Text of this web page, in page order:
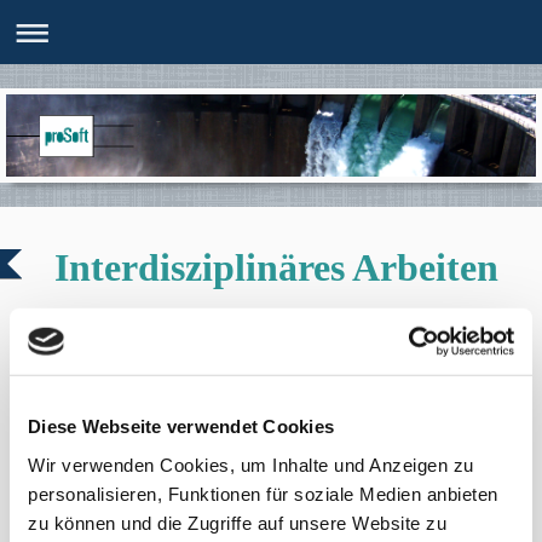
Diese Webseite verwendet Cookies
Wir verwenden Cookies, um Inhalte und Anzeigen zu
personalisieren, Funktionen für soziale Medien anbieten
zu können und die Zugriffe auf unsere Website zu
Interdisziplinäres Arbeiten
Unser Einsatzspektrum umfasst Dienstleistungen im Bereich
"Balance of Plant" (BoP).
Elektro- und Maschinenbauingenieure arbeiten dabei Hand in
Hand.
Um ein Beispiel für unsere Arbeit zu sehen können sie auf den